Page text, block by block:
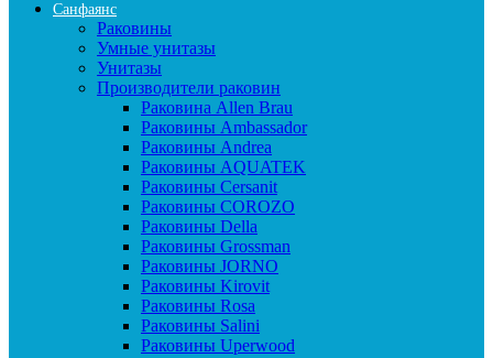
Санфаянс
Раковины
Умные унитазы
Унитазы
Производители раковин
Раковина Allen Brau
Раковины Ambassador
Раковины Andrea
Раковины AQUATEK
Раковины Cersanit
Раковины COROZO
Раковины Della
Раковины Grossman
Раковины JORNO
Раковины Kirovit
Раковины Rosa
Раковины Salini
Раковины Uperwood